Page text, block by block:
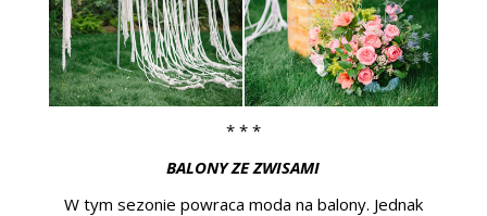
* * *
BALONY ZE ZWISAMI
W tym sezonie powraca moda na balony. Jednak